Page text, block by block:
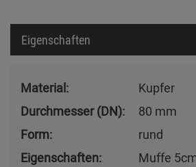
Eigenschaften
Material:
Kupfer
Durchmesser (DN):
80 mm
Form:
rund
Eigenschaften:
Muffe